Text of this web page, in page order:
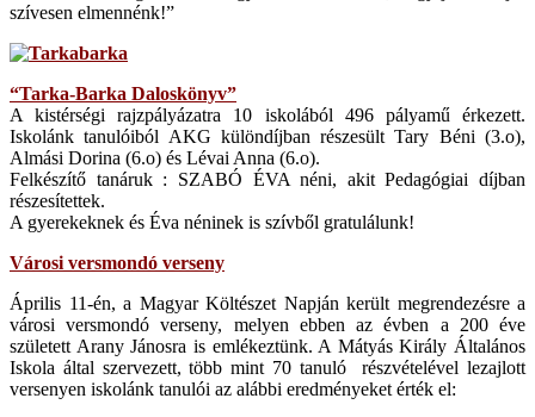
szívesen elmennénk!”
“Tarka-Barka Daloskönyv”
A kistérségi rajzpályázatra 10 iskolából 496 pályamű érkezett.
Iskolánk tanulóiból AKG különdíjban részesült Tary Béni (3.o),
Almási Dorina (6.o) és Lévai Anna (6.o).
Felkészítő tanáruk : SZABÓ ÉVA néni, akit Pedagógiai díjban
részesítettek.
A gyerekeknek és Éva néninek is szívből gratulálunk!
Városi versmondó verseny
Április 11-én, a Magyar Költészet Napján került megrendezésre a
városi versmondó verseny, melyen ebben az évben a 200 éve
született Arany Jánosra is emlékeztünk. A Mátyás Király Általános
Iskola által szervezett, több mint 70 tanuló részvételével lezajlott
versenyen iskolánk tanulói az alábbi eredményeket érték el: